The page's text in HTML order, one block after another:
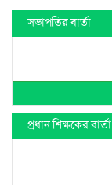
সভাপতির বার্তা
প্রধান শিক্ষকের বার্তা